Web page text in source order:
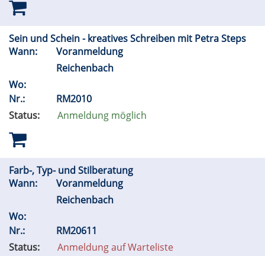
Sein und Schein - kreatives Schreiben mit Petra Steps
Wann:
Voranmeldung
Reichenbach
Wo:
Nr.:
RM2010
Status:
Anmeldung möglich
Farb-, Typ- und Stilberatung
Wann:
Voranmeldung
Reichenbach
Wo:
Nr.:
RM20611
Status:
Anmeldung auf Warteliste